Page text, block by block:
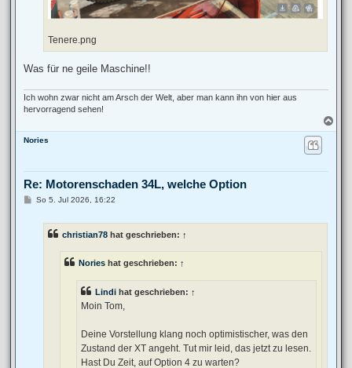
Tenere.png
Was für ne geile Maschine!!
Ich wohn zwar nicht am Arsch der Welt, aber man kann ihn von hier aus
hervorragend sehen!
a
Nories
Re: Motorenschaden 34L, welche Option
BSo 5. Jul 2026, 16:22
christian78 hat geschrieben: ↑
Nories hat geschrieben: ↑
Lindi hat geschrieben: ↑
Moin Tom,
Deine Vorstellung klang noch optimistischer, was den
Zustand der XT angeht. Tut mir leid, das jetzt zu lesen.
Hast Du Zeit, auf Option 4 zu warten?